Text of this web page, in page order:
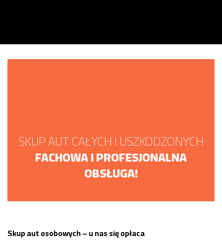
SKUP AUT CAŁYCH I USZKODZONYCH
FACHOWA I PROFESJONALNA
OBSŁUGA!
Skup aut osobowych – u nas się opłaca